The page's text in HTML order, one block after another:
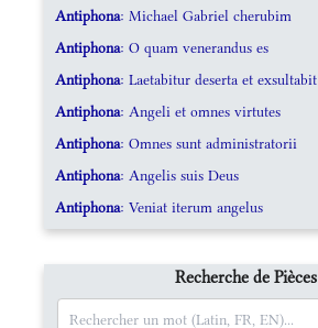
Antiphona: Michael Gabriel cherubim
Antiphona: O quam venerandus es
Antiphona: Laetabitur deserta et exsultabit
Antiphona: Angeli et omnes virtutes
Antiphona: Omnes sunt administratorii
Antiphona: Angelis suis Deus
Antiphona: Veniat iterum angelus
Recherche de Pièces